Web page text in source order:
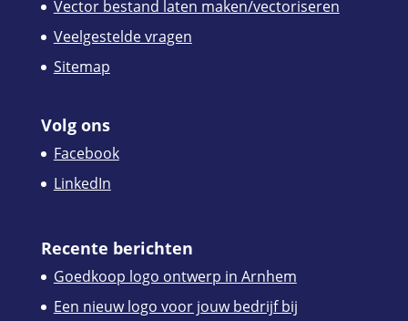
Vector bestand laten maken/vectoriseren
Veelgestelde vragen
Sitemap
Volg ons
Facebook
LinkedIn
Recente berichten
Goedkoop logo ontwerp in Arnhem
Een nieuw logo voor jouw bedrijf bij